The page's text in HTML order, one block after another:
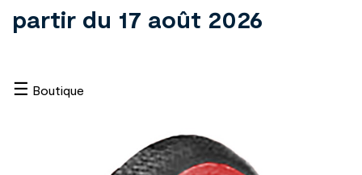
partir du 17 août 2026
Boutique
☰